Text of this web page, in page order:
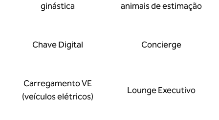
ginástica
animais de estimação
Chave Digital Concierge
Carregamento VE
(veículos elétricos)
Lounge Executivo